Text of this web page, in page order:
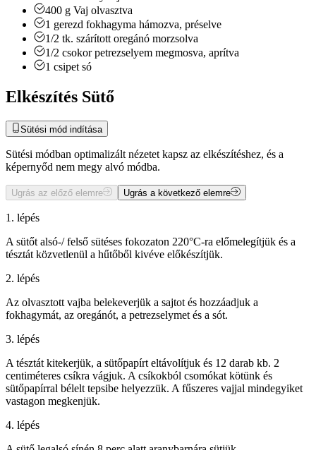
400 g Vaj olvasztva
1 gerezd fokhagyma hámozva, préselve
1/2 tk. szárított oregánó morzsolva
1/2 csokor petrezselyem megmosva, aprítva
1 csipet só
Elkészítés Sütő
Sütési mód indítása
Sütési módban optimalizált nézetet kapsz az elkészítéshez, és a
képernyőd nem megy alvó módba.
Ugrás az előző elemre Ugrás a következő elemre
1. lépés
A sütőt alsó-/ felső sütéses fokozaton 220°C-ra előmelegítjük és a
tésztát közvetlenül a hűtőből kivéve előkészítjük.
2. lépés
Az olvasztott vajba belekeverjük a sajtot és hozzáadjuk a
fokhagymát, az oregánót, a petrezselymet és a sót.
3. lépés
A tésztát kitekerjük, a sütőpapírt eltávolítjuk és 12 darab kb. 2
centiméteres csíkra vágjuk. A csíkokból csomókat kötünk és
sütőpapírral bélelt tepsibe helyezzük. A fűszeres vajjal mindegyiket
vastagon megkenjük.
4. lépés